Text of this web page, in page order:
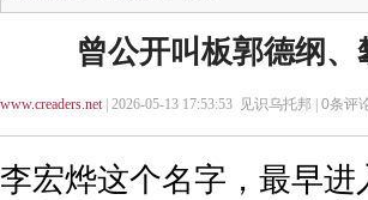
曾公开叫板郭德纲
www.creaders.net| 2026-05-13 17:53:53 见识乌托邦 | 0条评
李宏烨这个名字，最早